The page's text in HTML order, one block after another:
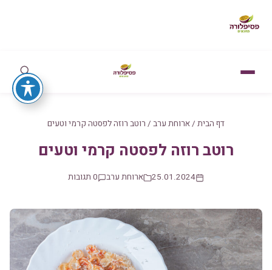
דף הבית /ארוחת ערב / רוטב רוזה לפסטה קרמי וטעים
רוטב רוזה לפסטה קרמי וטעים
25.01.2024 ארוחת ערב 0 תגובות